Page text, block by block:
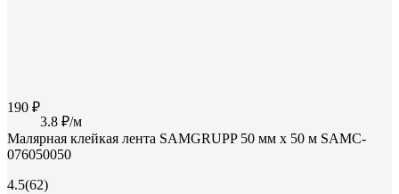
190 ₽
3.8 ₽/м
Малярная клейкая лента SAMGRUPP 50 мм х 50 м SAMC-
076050050
4.5(62)